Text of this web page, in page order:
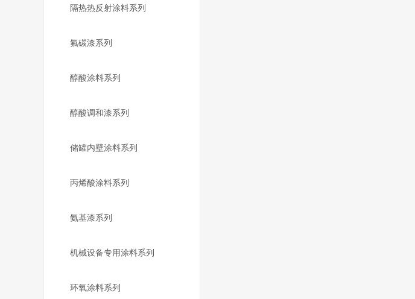
隔热热反射涂料系列
氟碳漆系列
醇酸涂料系列
醇酸调和漆系列
储罐内壁涂料系列
丙烯酸涂料系列
氨基漆系列
机械设备专用涂料系列
环氧涂料系列